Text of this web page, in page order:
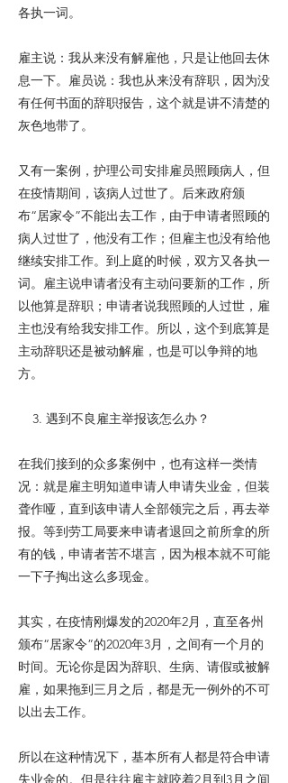
各执一词。
雇主说：我从来没有解雇他，只是让他回去休
息一下。雇员说：我也从来没有辞职，因为没
有任何书面的辞职报告，这个就是讲不清楚的
灰色地带了。
又有一案例，护理公司安排雇员照顾病人，但
在疫情期间，该病人过世了。后来政府颁
布“居家令”不能出去工作，由于申请者照顾的
病人过世了，他没有工作；但雇主也没有给他
继续安排工作。到上庭的时候，双方又各执一
词。雇主说申请者没有主动问要新的工作，所
以他算是辞职；申请者说我照顾的人过世，雇
主也没有给我安排工作。所以，这个到底算是
主动辞职还是被动解雇，也是可以争辩的地
方。
3. 遇到不良雇主举报该怎么办？
在我们接到的众多案例中，也有这样一类情
况：就是雇主明知道申请人申请失业金，但装
聋作哑，直到该申请人全部领完之后，再去举
报。等到劳工局要来申请者退回之前所拿的所
有的钱，申请者苦不堪言，因为根本就不可能
一下子掏出这么多现金。
其实，在疫情刚爆发的2020年2月，直至各州
颁布“居家令”的2020年3月，之间有一个月的
时间。无论你是因为辞职、生病、请假或被解
雇，如果拖到三月之后，都是无一例外的不可
以出去工作。
所以在这种情况下，基本所有人都是符合申请
失业金的。但是往往雇主就咬着2月到3月之间